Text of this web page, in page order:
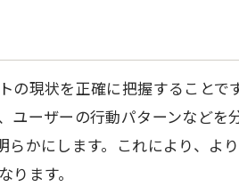
の現状を正確に把握することで
ーザーの行動パターンなどを
かにします。これにより、よ
ます。